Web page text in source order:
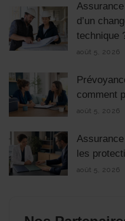
d’un
technique
août 5, 2026
comment
août 5, 2026
les
août 5, 2026